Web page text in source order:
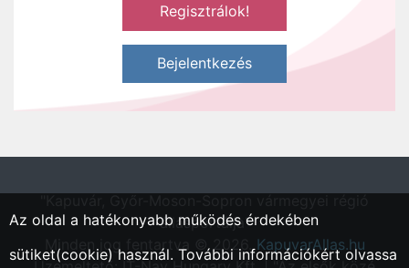
Regisztrálok!
Bejelentkezés
állásportálja"
Minden jog fentartva © 2026.KapuvarAllas.hu
Az oldal a hatékonyabb működés érdekében
sütiket(cookie) használ. További információkért olvassa